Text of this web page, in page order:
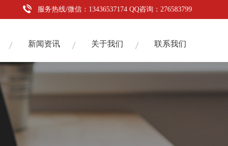
服务热线/微信：13436537174 QQ咨询：276583799
新闻资讯 关于我们 联系我们